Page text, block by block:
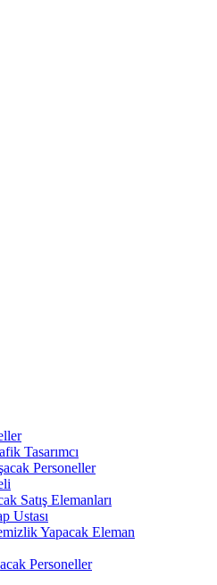
Tasarımcı
Personeller
Satış Elemanları
Ustası
Yapacak Eleman
Personeller